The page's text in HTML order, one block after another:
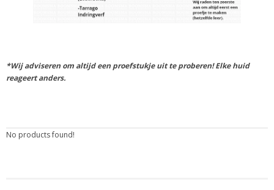
*Wij adviseren om altijd een proefstukje uit te proberen! Elke huid
reageert anders.
No products found!